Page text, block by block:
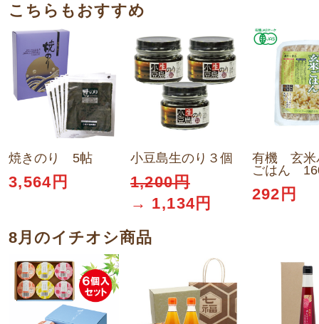
こちらもおすすめ
焼きのり 5帖
3,564円
小豆島生のり３個
1,200円
→ 1,134円
有機 玄米
ごはん
292円
8月のイチオシ商品